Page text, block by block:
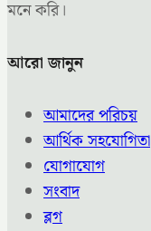
মনে করি।
আরো জানুন
আমাদের পরিচয়
আর্থিক সহযোগিতা
যোগাযোগ
সংবাদ
ব্লগ